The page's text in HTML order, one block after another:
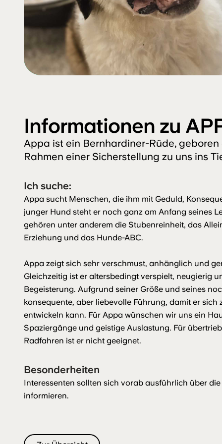
Informationen zu
Appa ist ein Bernhardiner-Rüde, geboren
Rahmen einer Sicherstellung zu uns ins
Ich suche:
Appa sucht Menschen, die ihm mit Geduld,
junger Hund steht er noch ganz am Anfang seines
gehören unter anderem die Stubenreinheit, das
Erziehung und das Hunde-ABC.
Appa zeigt sich sehr verschmust, anhänglich und
Gleichzeitig ist er altersbedingt verspielt, neugierig
Begeisterung. Aufgrund seiner Größe und seines
konsequente, aber liebevolle Führung, damit er
entwickeln kann. Für Appa wünschen wir uns ein
Spaziergänge und geistige Auslastung. Für
Radfahren ist er nicht geeignet.
Besonderheiten
Interessenten sollten sich vorab ausführlich über
informieren.